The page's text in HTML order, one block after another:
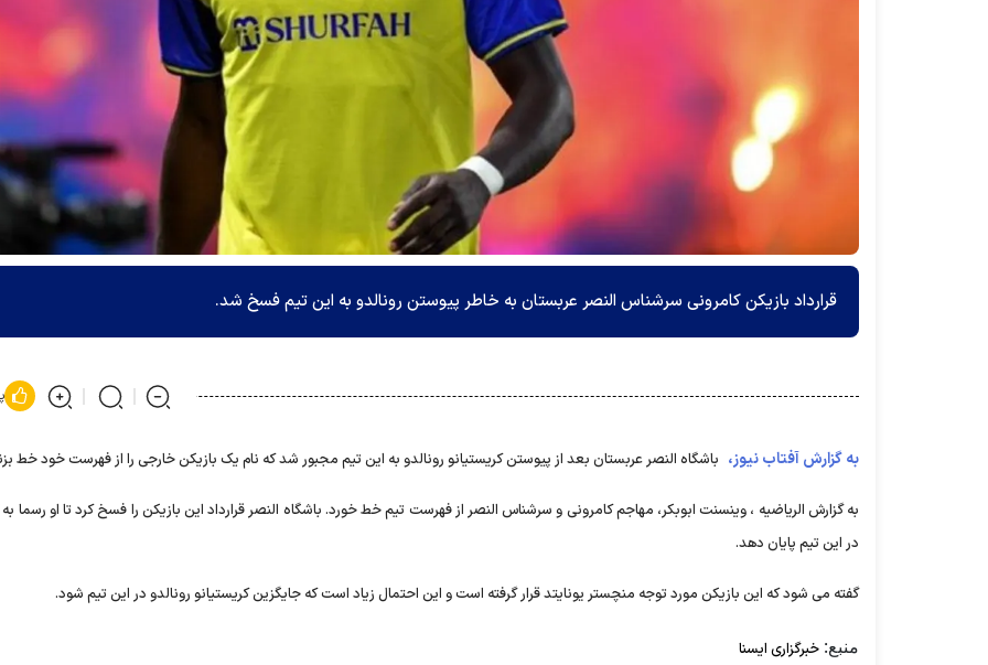
قرارداد بازیکن کامرونی سرشناس النصر عربستان به خاطر پیوستن رونالدو به این تیم فسخ شد.
به گزارش آفتاب نیوز، باشگاه النصر عربستان بعد از پیوستن کریستیانو رونالدو به این تیم مجبور شد که نام یک بازیکن خارجی را از فهرست خود خط
به گزارش الریاضیه ، وینسنت ابوبکر، مهاجم کامرونی و سرشناس النصر از فهرست تیم خط خورد. باشگاه النصر قرارداد این بازیکن را فسخ کرد تا او رسما
در این تیم پایان دهد.
گفته می شود که این بازیکن مورد توجه منچستر یونایتد قرار گرفته است و این احتمال زیاد است که جایگزین کریستیانو رونالدو در این تیم شود.
منبع: خبرگزاری ایسنا